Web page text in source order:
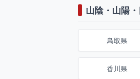
山陰・山陽
鳥取県
香川県